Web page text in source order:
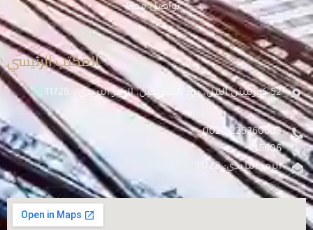
تواصل معنا
المكتب الرئيسي
52 كورنيش النيل، برج الشريفين، الرمز البريدي : 11728
0020-225260603
15606
الرمز البريدي: 11728